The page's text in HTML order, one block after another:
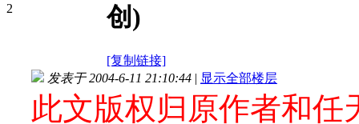
2
创)
[复制链接]
发表于 2004-6-11 21:10:44 | 显示全部楼层
此文版权归原作者和任